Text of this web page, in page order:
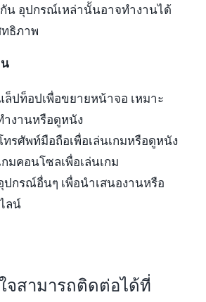
กัน อุปกรณ์เหล่านั้นอาจทำงานได้
ธิภาพ
ล็ปท็อปเพื่อขยายหน้าจอ เหมาะ
ำงานหรือดูหนัง
รศัพท์มือถือเพื่อเล่นเกมหรือดูหนัง
มคอนโซลเพื่อเล่นเกม
ปกรณ์อื่นๆ เพื่อนำเสนองานหรือ
ลน์
จสามารถติดต่อได้ที่